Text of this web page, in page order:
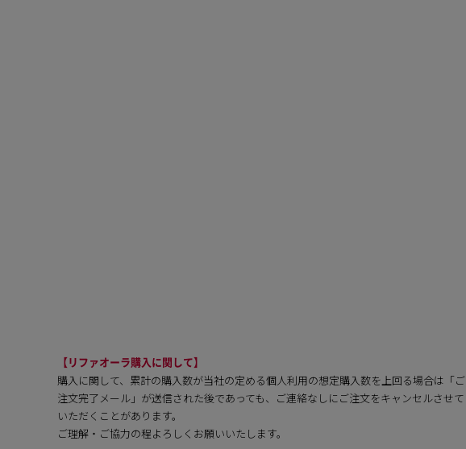
【リファオーラ購入に関して】
購入に関して、累計の購入数が当社の定める個人利用の想定購入数を上回る場合は「ご
注文完了メール」が送信された後であっても、ご連絡なしにご注文をキャンセルさせて
いただくことがあります。
ご理解・ご協力の程よろしくお願いいたします。